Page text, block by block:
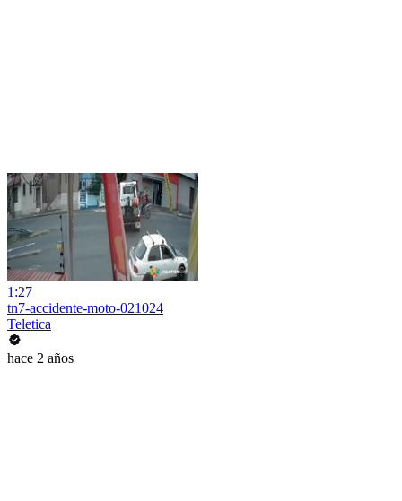
1:27
tn7-accidente-moto-021024
Teletica
hace 2 años